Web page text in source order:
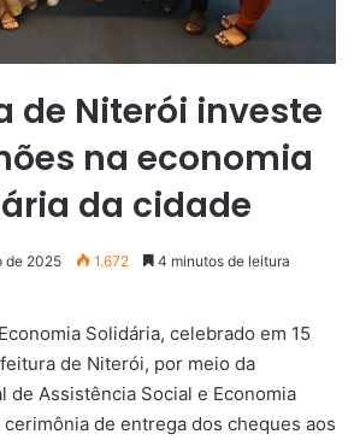
de Niterói investe
na economia
da cidade
de 2025 1.672 4 minutos de leitura
Solidária, celebrado em 15
de Niterói, por meio da
de Assistência Social e Economia
de entrega dos cheques aos